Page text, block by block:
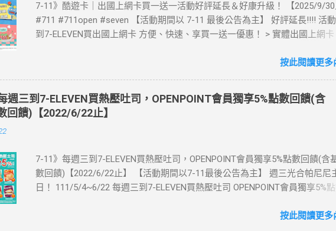
7-11》酷遊卡｜出國上網卡買一送一活動好評延長＆好康升級！ 【2025/9/30
#711 #711open #seven 【活動期間以 7-11 最後公告為主】 好評延長!!!! 活
到7-ELEVEN買出國上網卡 方便、快速、享買一送一優惠！ > 實體出國上網卡
站登錄 【點我登錄】 ) > eSIM出國上網卡：好康升級！購買eSIM「吃到飽」
📣 再也不怕忘記買上網卡啦～快跟你要出國的朋友說～速速來超商買省錢又方
·活動詳情：好康優惠看這邊 【點我看好康優惠】 ·eSIM ibon 購買教學 【點我
教學】 📲 全球上網首選，速度穩定，落地秒連上網 🌏 日、韓、東南亞、中港
eSIM適用機型： ※注意：裝置支援型號可能因各區域販售而有差異，請自行
裝置是否可使用eSIM ●用撥號按鍵撥打「*#06#」，如出現 EID 的條碼或文字
示您的手機支援 eSIM 功能。 ●不支援鎖卡機、平板、電信業者客製機、網路
1.iPhone 16 以上系列 2.iPhone 15 3.iPhone 14 4.iPhone 13 5.iPhone 12
按此閱讀更多
週三到7-ELEVEN買熱壓吐司，OPENPOINT會員獨享5%點數回饋(含
回饋)【2022/6/22止】
7-11》每週三到7-ELEVEN買熱壓吐司，OPENPOINT會員獨享5%點數回饋(含
數回饋)【2022/6/22止】 【活動期間以7-11最後公告為主】 週三光合帕尼尼
日！ 111/5/4~6/22 每週三到7-ELEVEN買熱壓吐司 OPENPOINT會員獨享5%點
編推薦！ 丹麥鮪魚起司 多層丹麥吐司，熱壓後口感酥脆，搭配經典鮪魚起司
按此閱讀更多